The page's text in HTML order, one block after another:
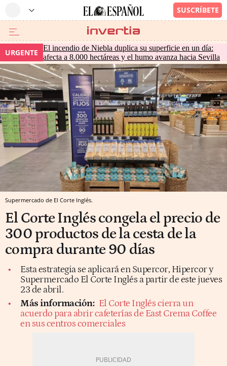
URGENTE
El incendio de Niebla duplica su superficie en un día:
afecta a 8.000 hectáreas y el humo avanza hacia Sevilla
Supermercado de El Corte Inglés.
El Corte Inglés congela el precio de
300 productos de la cesta de la
compra durante 90 días
Esta estrategia se aplicará en Supercor, Hipercor y
Supermercado El Corte Inglés a partir de este jueves
23 de abril.
Más información: El Corte Inglés cierra un
acuerdo para abrir cafeterías de East Crema Coffee
en sus centros comerciales